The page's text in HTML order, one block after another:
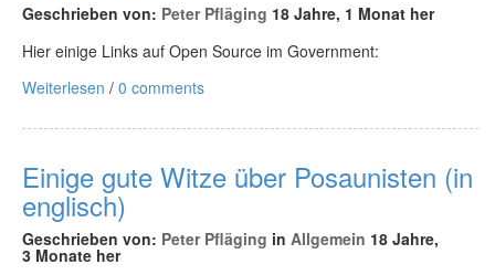
Geschrieben von: Peter Pfläging 18 Jahre, 1 Monat her
Hier einige Links auf Open Source im Government:
Weiterlesen / 0 comments
Einige gute Witze über Posaunisten (in
englisch)
Geschrieben von: Peter Pfläging in Allgemein 18 Jahre,
3 Monate her